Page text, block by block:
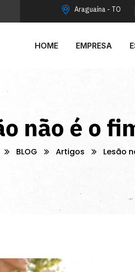
Araguaína - TO
HOME EMPRESA
não é o
BLOG Artigos Lesão